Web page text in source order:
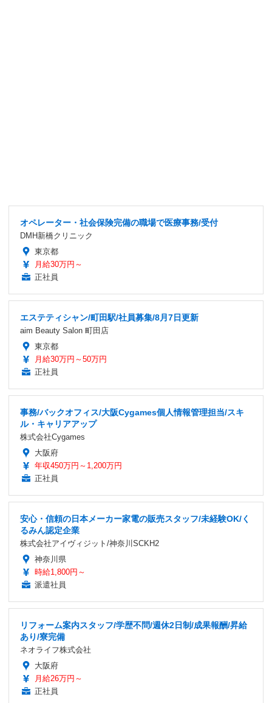
オペレーター・社会保険完備の職場で医療事務/受付
DMH新橋クリニック
東京都
月給30万円～
正社員
エステティシャン/町田駅/社員募集/8月7日更新
aim Beauty Salon 町田店
東京都
月給30万円～50万円
正社員
事務/バックオフィス/大阪Cygames個人情報管理担当/スキ
ル・キャリアアップ
株式会社Cygames
大阪府
年収450万円～1,200万円
正社員
安心・信頼の日本メーカー家電の販売スタッフ/未経験OK/く
るみん認定企業
株式会社アイヴィジット/神奈川SCKH2
神奈川県
時給1,800円～
派遣社員
リフォーム案内スタッフ/学歴不問/週休2日制/成果報酬/昇給
あり/寮完備
ネオライフ株式会社
大阪府
月給26万円～
正社員